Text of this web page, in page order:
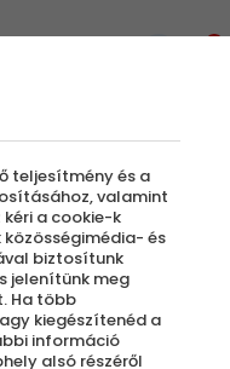
teljesítmény és a
valamint
a cookie-k
és
biztosítunk
jelenítünk meg
Ha több
kiegészítenéd a
információ
alsó részéről